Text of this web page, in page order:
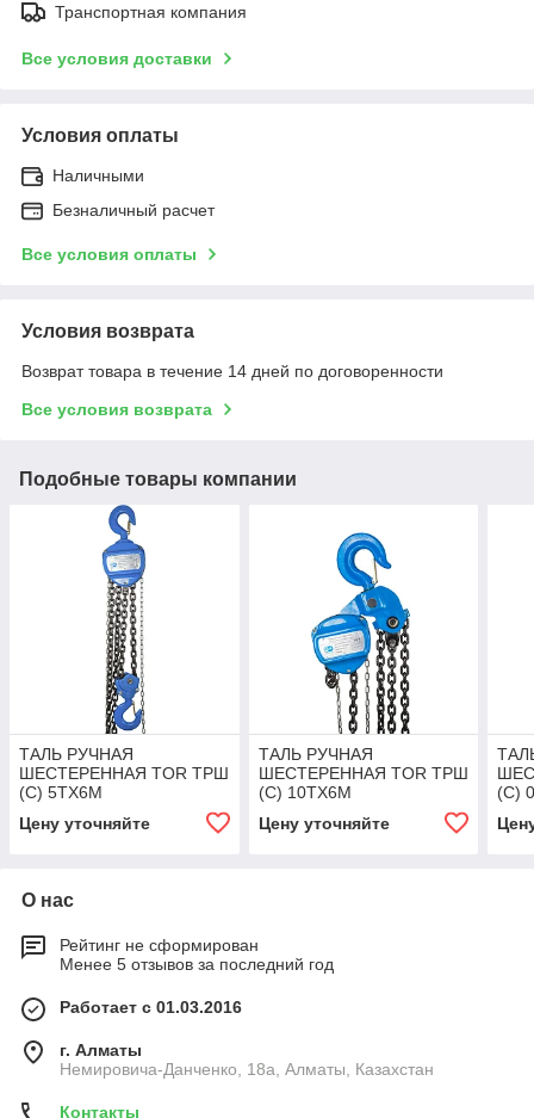
Транспортная компания
Все условия доставки
Условия оплаты
Наличными
Безналичный расчет
Все условия оплаты
Условия возврата
Возврат товара в течение 14 дней по договоренности
Все условия возврата
Подобные товары компании
ТАЛЬ РУЧНАЯ
ШЕСТЕРЕННАЯ TOR ТРШ
(C) 5ТХ6М
Цену уточняйте
ТАЛЬ РУЧНАЯ
ШЕСТЕРЕННАЯ TOR ТРШ
(C) 10ТХ6М
Цену уточняйте
(C)
О нас
Рейтинг не сформирован
Менее 5 отзывов за последний год
Работает с 01.03.2016
г. Алматы
Немировича-Данченко, 18а, Алматы, Казахстан
Контакты